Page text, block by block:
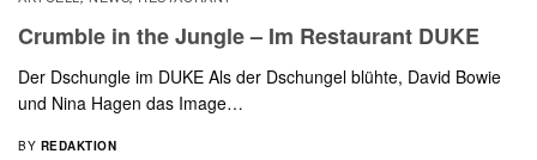
Crumble in the Jungle – Im Restaurant DUKE
Der Dschungle im DUKE Als der Dschungel blühte, David Bowie
und Nina Hagen das Image…
BY REDAKTION